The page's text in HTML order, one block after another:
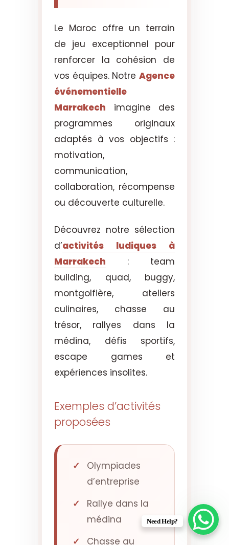
Le Maroc offre un terrain
de jeu exceptionnel pour
renforcer la cohésion de
vos équipes. Notre Agence
événementielle
Marrakech imagine des
programmes originaux
adaptés à vos objectifs :
motivation,
communication,
collaboration, récompense
ou découverte culturelle.
Découvrez notre sélection
d’activités ludiques à
Marrakech : team
building, quad, buggy,
montgolfière, ateliers
culinaires, chasse au
trésor, rallyes dans la
médina, défis sportifs,
escape games et
expériences insolites.
Exemples d’activités
proposées
Olympiades
d’entreprise
Rallye dans la
médina
Chasse au
Need Help?